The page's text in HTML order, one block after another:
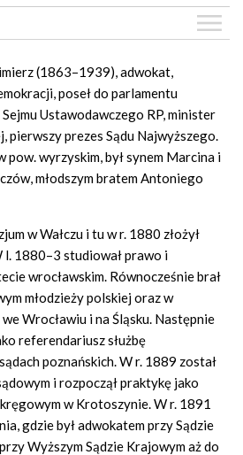
(1863–1939), adwokat,
poseł do parlamentu
Ustawodawczego RP, minister
pierwszy prezes Sądu Najwyższego.
pow. wyrzyskim, był synem Marcina i
młodszym bratem Antoniego
w Wałczu i tu w r. 1880 złożył
l. 1880–3 studiował prawo i
wrocławskim. Równocześnie brał
młodzieży polskiej oraz w
Wrocławiu i na Śląsku. Następnie
referendariusz służbę
poznańskich. W r. 1889 został
i rozpoczął praktykę jako
w Krotoszynie. W r. 1891
gdzie był adwokatem przy Sądzie
Wyższym Sądzie Krajowym aż do